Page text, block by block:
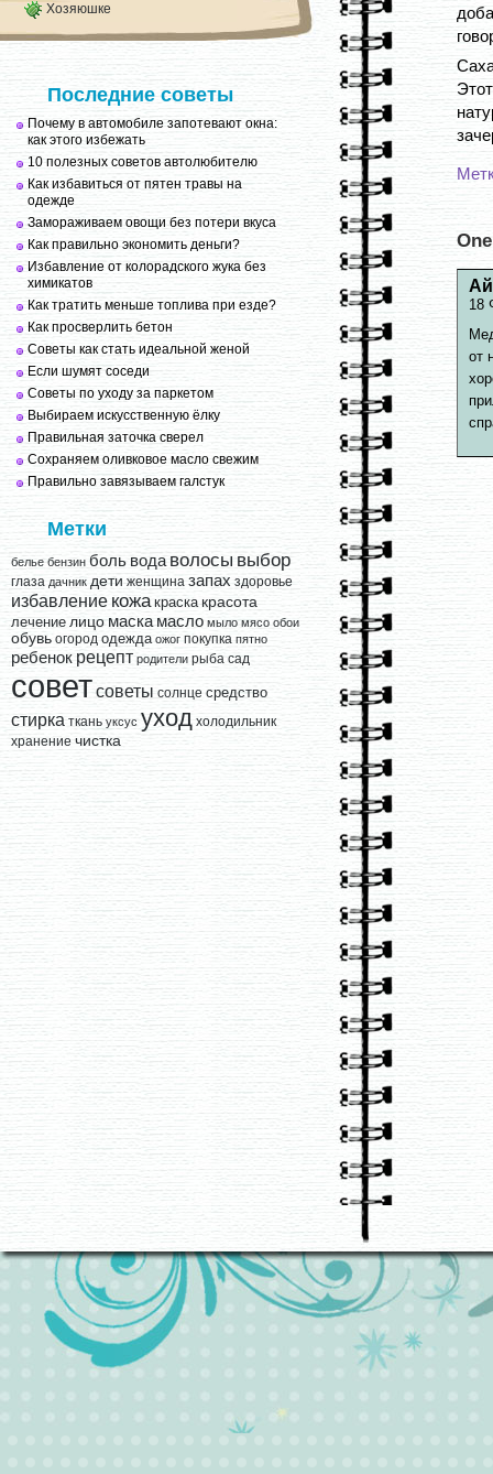
Хозяюшке
Последние советы
Почему в автомобиле запотевают окна:
как этого избежать
10 полезных советов автолюбителю
Как избавиться от пятен травы на
одежде
Замораживаем овощи без потери вкуса
Как правильно экономить деньги?
Избавление от колорадского жука без
химикатов
Как тратить меньше топлива при езде?
Как просверлить бетон
Советы как стать идеальной женой
Если шумят соседи
Советы по уходу за паркетом
Выбираем искусственную ёлку
Правильная заточка сверел
Сохраняем оливковое масло свежим
Правильно завязываем галстук
Метки
белье бензин боль вода волосы выбор
глаза дачник дети женщина запах здоровье
избавление кожа краска красота
лечение лицо маска масло мыло мясо обои
обувь огород одежда ожог покупка пятно
ребенок рецепт родители рыба сад
советсоветы солнце средство
стирка ткань уксус уход холодильник
хранение чистка
18
от